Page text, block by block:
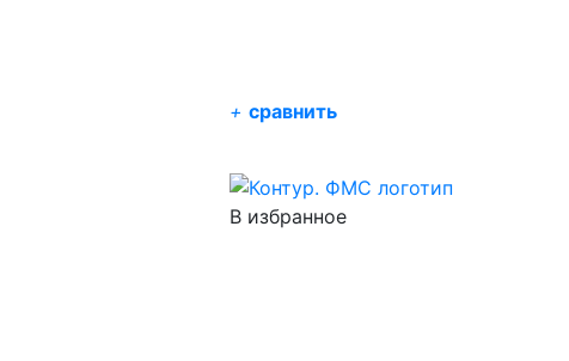
+ сравнить
В избранное